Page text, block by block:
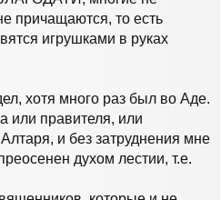
причащаются, то есть
игрушками в руках
хотя много раз был во Аде.
или правителя, или
и без затруднения мне
духом лестии, т.е.